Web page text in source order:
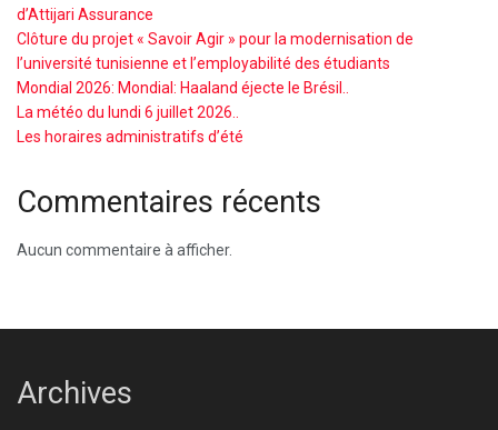
d’Attijari Assurance
Clôture du projet « Savoir Agir » pour la modernisation de
l’université tunisienne et l’employabilité des étudiants
Mondial 2026: Mondial: Haaland éjecte le Brésil..
La météo du lundi 6 juillet 2026..
Les horaires administratifs d’été
Commentaires récents
Aucun commentaire à afficher.
Archives